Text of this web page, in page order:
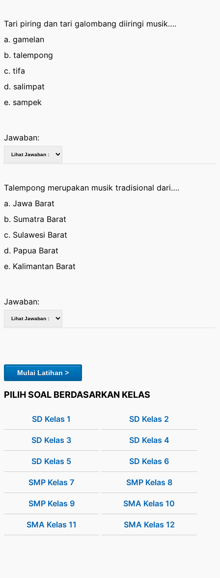
Tari piring dan tari galombang diiringi musik….
a. gamelan
b. talempong
c. tifa
d. salimpat
e. sampek
Jawaban:
Talempong merupakan musik tradisional dari….
a. Jawa Barat
b. Sumatra Barat
c. Sulawesi Barat
d. Papua Barat
e. Kalimantan Barat
Jawaban:
Mulai Latihan >
PILIH SOAL BERDASARKAN KELAS
SD Kelas 1 SD Kelas 2
SD Kelas 3 SD Kelas 4
SD Kelas 5 SD Kelas 6
SMP Kelas 7 SMP Kelas 8
SMP Kelas 9 SMA Kelas 10
SMA Kelas 11 SMA Kelas 12